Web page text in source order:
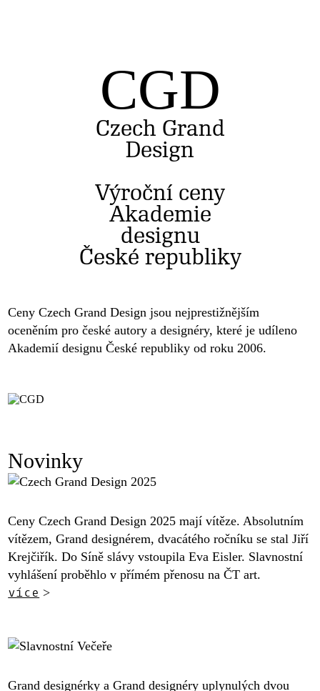
CGD
Czech Grand
Design
Výroční ceny
Akademie
designu
České republiky
Ceny Czech Grand Design jsou nejprestižnějším
oceněním pro české autory a designéry, které je udíleno
Akademií designu České republiky od roku 2006.
Novinky
Ceny Czech Grand Design 2025 mají vítěze. Absolutním
vítězem, Grand designérem, dvacátého ročníku se stal Jiří
Krejčiřík. Do Síně slávy vstoupila Eva Eisler. Slavnostní
vyhlášení proběhlo v přímém přenosu na ČT art.
více >
Grand designérky a Grand designéry uplynulých dvou